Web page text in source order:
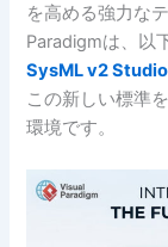
を高める強力な
Paradigmは、以
SysML v2 Studio
この新しい標準
環境です。